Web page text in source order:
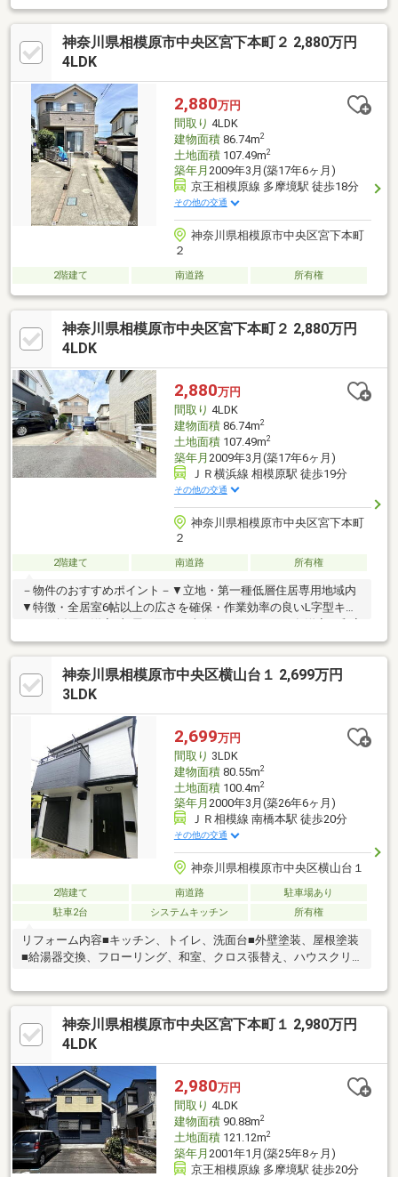
時開催中無理のない住宅ローンの試算やご購入の際にかかる諸費
用の概算も行っております。しっかりとした資金計画のアドバイ
スをさせて頂きますので、お気軽にご相談ください。お客様一人
一人に合わせたライフプランのご提案をさせていただきます。資
い合わせ、お待ちしております。
神奈川県相模原市中央区宮下本町２ 2,880万円
4LDK
2,880万円
間取り 4LDK
建物面積86.74m2
土地面積107.49m2
築年月 2009年3月(築17年6ヶ月)
京王相模原線 多摩境駅 徒歩18分
その他の交通
神奈川県相模原市中央区宮下本町
２
2階建て 南道路 所有権
神奈川県相模原市中央区宮下本町２ 2,880万円
4LDK
2,880万円
間取り 4LDK
建物面積86.74m2
土地面積107.49m2
築年月 2009年3月(築17年6ヶ月)
ＪＲ横浜線 相模原駅 徒歩19分
その他の交通
神奈川県相模原市中央区宮下本町
２
2階建て 南道路 所有権
－物件のおすすめポイント－▼立地・第一種低層住居専用地域内
▼特徴・全居室6帖以上の広さを確保・作業効率の良いL字型キッ
チンを採用・洋室2部屋に面した南向きバルコニー・各洋室・和室
に収納スペース有・各階にトイレ有、来客時にも気兼ねなく利用
可能・駐車スペース2台分有(車種による)▼周辺環境・スーパー
「ベルク相模原宮下本町店」徒歩8分(約640m)・セブンイレブン
相模原宮下店 徒歩3分(約220m)・マツモトキヨシ相模原宮下本町
━━━━━・・・物件の詳細・ご相談はお気軽にお問い合わせく
ださい。
神奈川県相模原市中央区横山台１ 2,699万円
3LDK
2,699万円
間取り 3LDK
建物面積80.55m2
土地面積100.4m2
築年月 2000年3月(築26年6ヶ月)
ＪＲ相模線 南橋本駅 徒歩20分
その他の交通
神奈川県相模原市中央区横山台１
2階建て 南道路
駐車場あり
駐車2台
システムキッチン 所有権
リフォーム内容■キッチン、トイレ、洗面台■外壁塗装、屋根塗装
■給湯器交換、フローリング、和室、クロス張替え、ハウスクリ
神奈川県相模原市中央区宮下本町１ 2,980万円
4LDK
2,980万円
間取り 4LDK
建物面積90.88m2
土地面積121.12m2
築年月 2001年1月(築25年8ヶ月)
京王相模原線 多摩境駅 徒歩20分